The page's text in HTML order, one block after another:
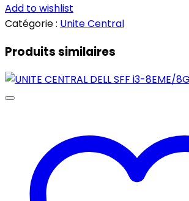
Add to wishlist
Catégorie : Unite Central
Produits similaires